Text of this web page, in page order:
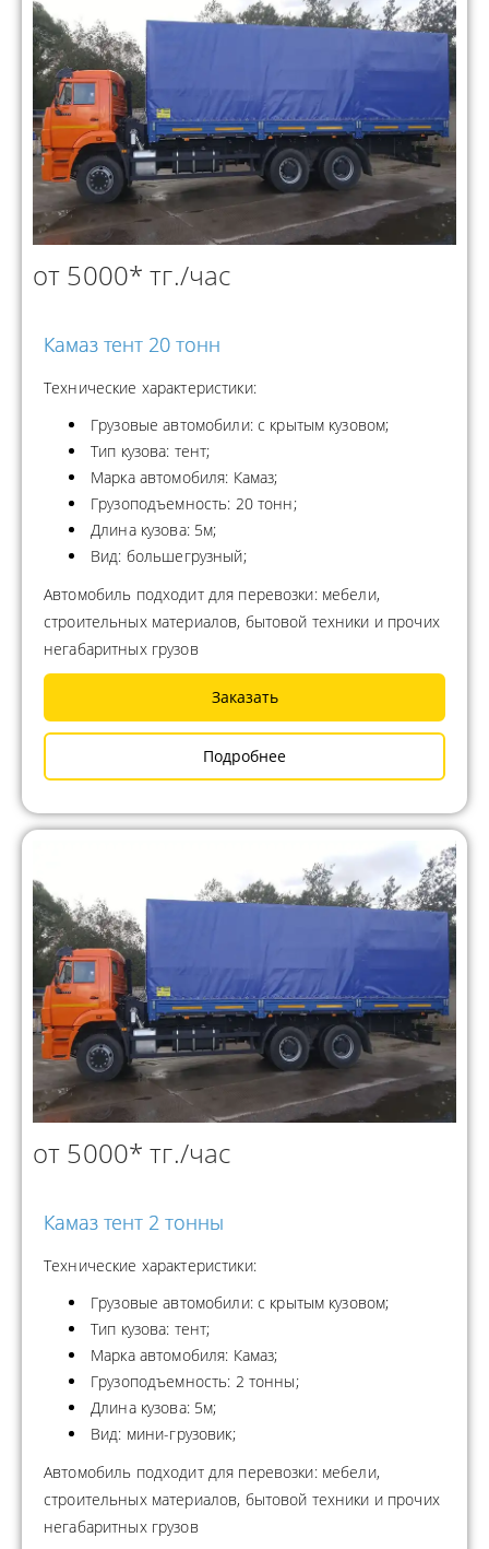
от 5000* тг./час
Камаз тент 20 тонн
Технические характеристики:
Грузовые автомобили: с крытым кузовом;
Тип кузова: тент;
Марка автомобиля: Камаз;
Грузоподъемность: 20 тонн;
Длина кузова: 5м;
Вид: большегрузный;
Автомобиль подходит для перевозки: мебели,
строительных материалов, бытовой техники и прочих
негабаритных грузов
Заказать
Подробнее
от 5000* тг./час
Камаз тент 2 тонны
Технические характеристики:
Грузовые автомобили: с крытым кузовом;
Тип кузова: тент;
Марка автомобиля: Камаз;
Грузоподъемность: 2 тонны;
Длина кузова: 5м;
Вид: мини-грузовик;
Автомобиль подходит для перевозки: мебели,
строительных материалов, бытовой техники и прочих
негабаритных грузов